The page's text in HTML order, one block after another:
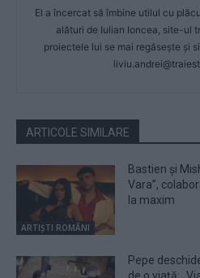
El a încercat să îmbine utilul cu
alături de Iulian Ioncea, site-ul
proiectele lui se mai regăsește și
ARTICOLE SIMILARE
ARTIȘTI ROMÂNI
Bastien și
Vara”,
la maxim
Pepe